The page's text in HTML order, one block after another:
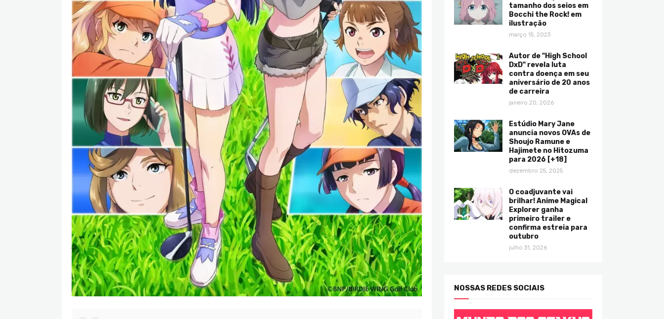
tamanho dos seios em
Bocchi the Rock! em
ilustração
março 15, 2023
Autor de "High School
DxD" revela luta
contra doença em seu
aniversário de 20 anos
de carreira
janeiro 20, 2026
Estúdio Mary Jane
anuncia novos OVAs de
Shoujo Ramune e
Hajimete no Hitozuma
para 2026 [+18]
dezembro 25, 2025
O coadjuvante vai
brilhar! Anime Magical
Explorer ganha
primeiro trailer e
confirma estreia para
outubro
julho 31, 2026
NOSSAS REDES SOCIAIS